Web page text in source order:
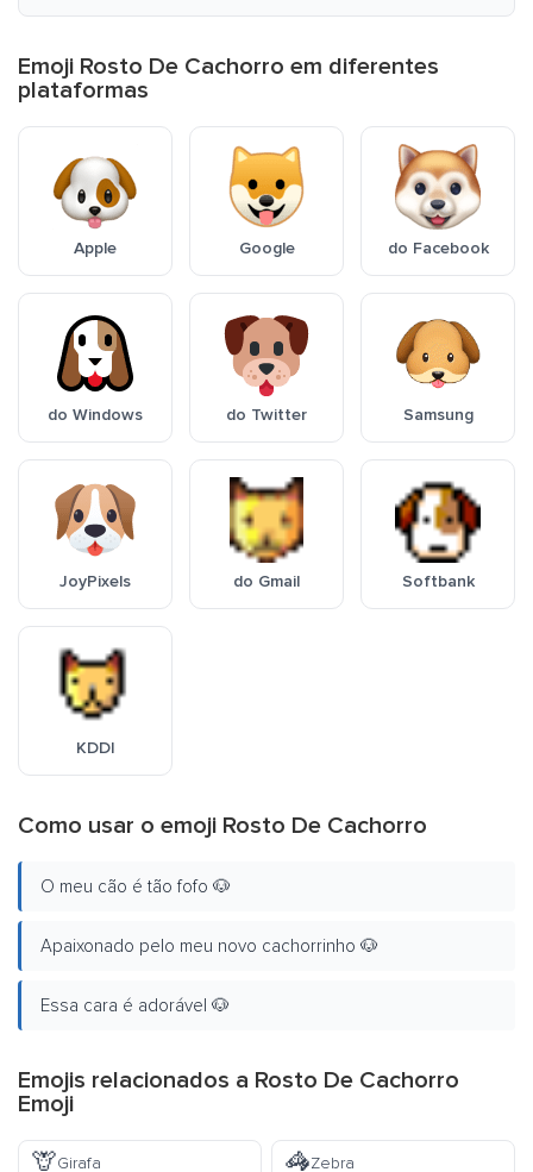
Emoji Rosto De Cachorro em diferentes
plataformas
Apple Google do Facebook
do Windows do Twitter Samsung
JoyPixels do Gmail Softbank
KDDI
Como usar o emoji Rosto De Cachorro
O meu cão é tão fofo 🐶
Apaixonado pelo meu novo cachorrinho 🐶
Essa cara é adorável 🐶
Emojis relacionados a Rosto De Cachorro
Emoji
🦒Girafa 🦓Zebra